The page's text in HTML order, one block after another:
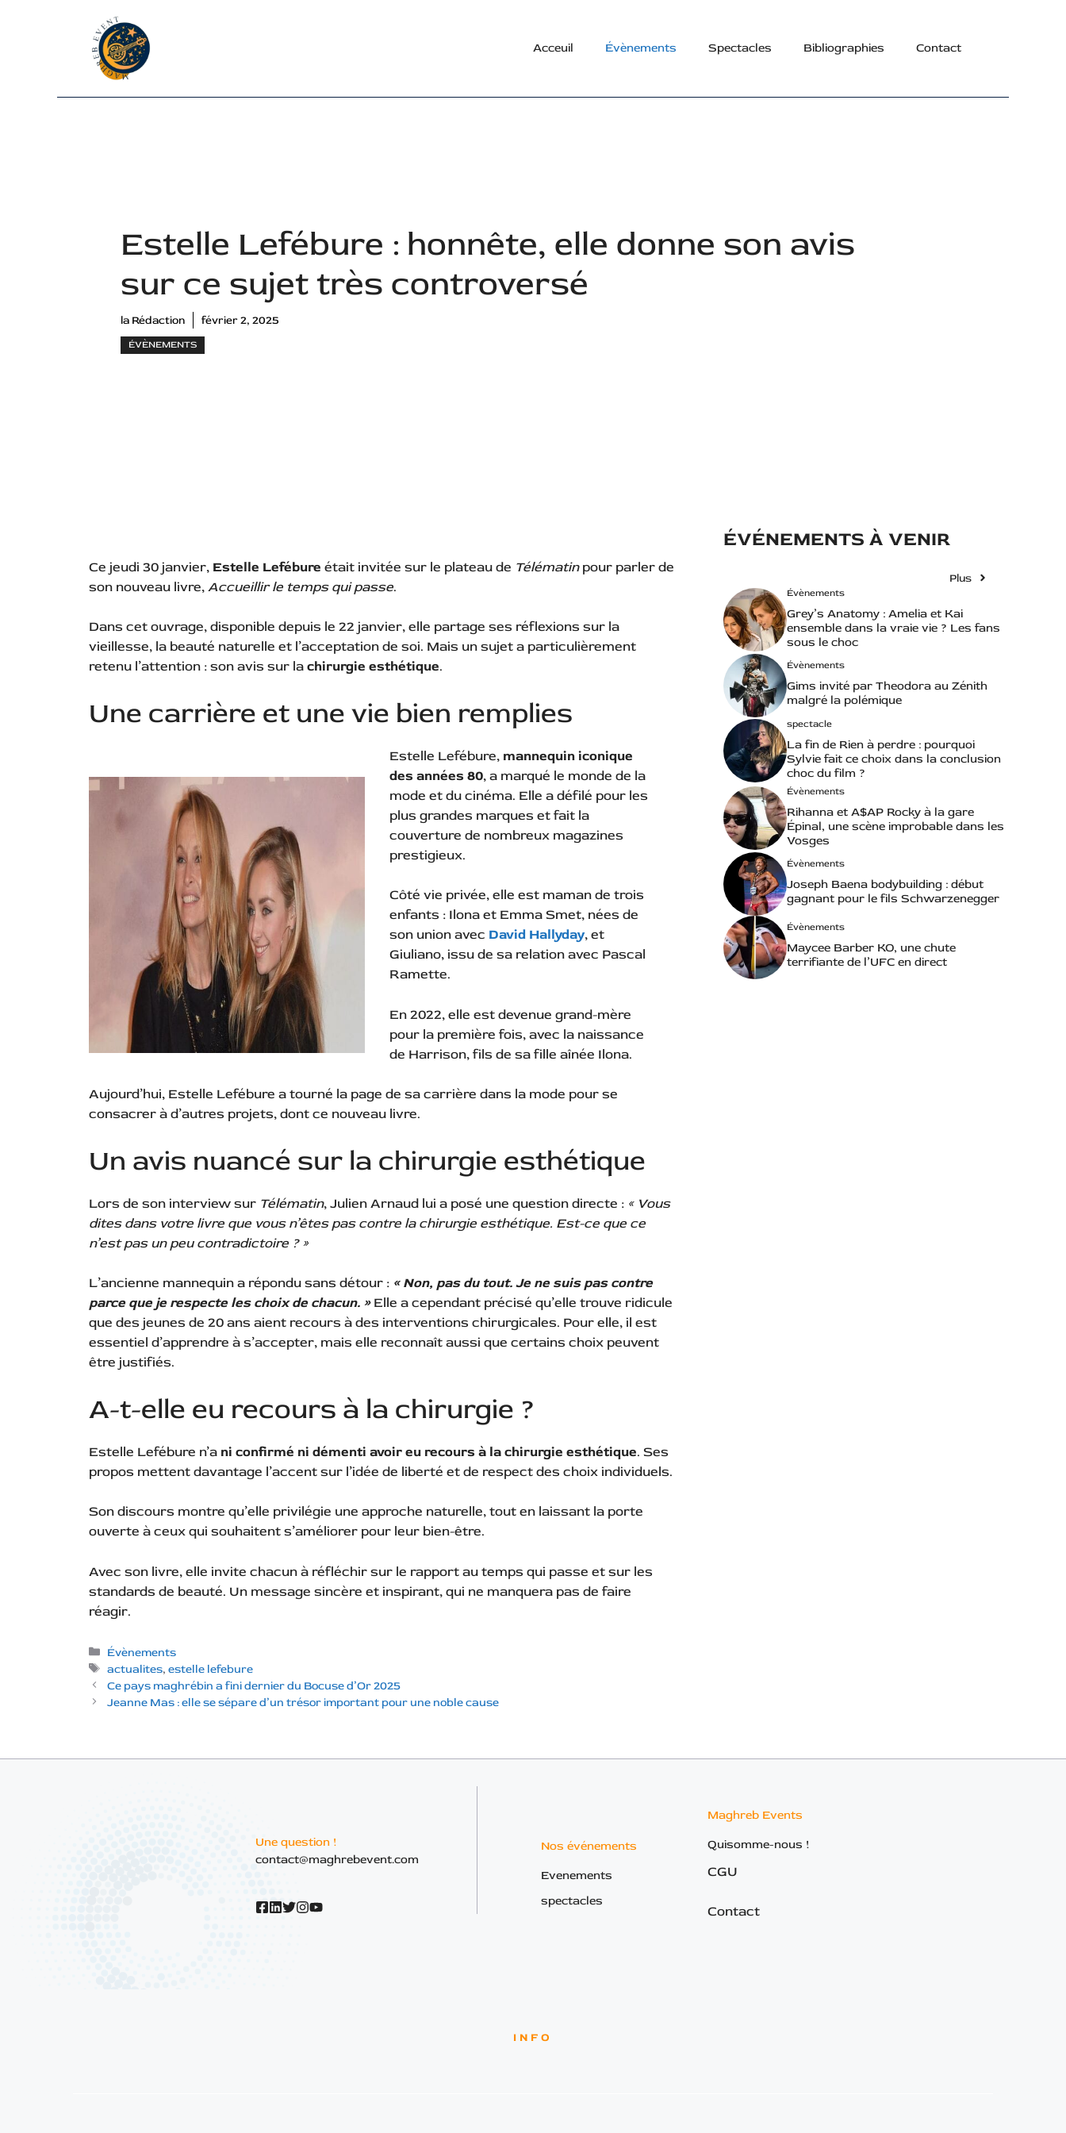
Acceuil Évènements Spectacles Bibliographies Contact
Estelle Lefébure : honnête, elle donne son avis
sur ce sujet très controversé
la Rédaction février 2, 2025
ÉVÈNEMENTS
Ce jeudi 30 janvier, Estelle Lefébure était invitée sur le plateau de Télématinpour parler de
son nouveau livre,Accueillir le temps qui passe.
Dans cet ouvrage, disponible depuis le 22 janvier, elle partage ses réflexions sur la
vieillesse, la beauté naturelle et l’acceptation de soi. Mais un sujet a particulièrement
retenu l’attention : son avis sur lachirurgie esthétique.
Une carrière et une vie bien remplies
Estelle Lefébure, mannequin iconique
des années 80, a marqué le monde de la
mode et du cinéma. Elle a défilé pour les
plus grandes marques et fait la
couverture de nombreux magazines
prestigieux.
Côté vie privée, elle est maman de trois
enfants : Ilona et Emma Smet, nées de
son union avec David Hallyday, et
Giuliano, issu de sa relation avec Pascal
Ramette.
En 2022, elle est devenue grand-mère
pour la première fois, avec la naissance
de Harrison, fils de sa fille aînée Ilona.
Aujourd’hui, Estelle Lefébure a tourné la page de sa carrière dans la mode pour se
consacrer à d’autres projets, dont ce nouveau livre.
Un avis nuancé sur la chirurgie esthétique
Lors de son interview sur Télématin, Julien Arnaud lui a posé une question directe : « Vous
dites dans votre livre que vous n’êtes pas contre la chirurgie esthétique. Est-ce que ce
n’est pas un peu contradictoire ? »
L’ancienne mannequin a répondu sans détour : « Non, pas du tout. Je ne suis pas contre
parce que je respecte les choix de chacun. »Elle a cependant précisé qu’elle trouve ridicule
que des jeunes de 20 ans aient recours à des interventions chirurgicales. Pour elle, il est
essentiel d’apprendre à s’accepter, mais elle reconnaît aussi que certains choix peuvent
être justifiés.
A-t-elle eu recours à la chirurgie ?
Estelle Lefébure n’a ni confirmé ni démenti avoir eu recours à la chirurgie esthétique. Ses
propos mettent davantage l’accent sur l’idée de liberté et de respect des choix individuels.
Son discours montre qu’elle privilégie une approche naturelle, tout en laissant la porte
ouverte à ceux qui souhaitent s’améliorer pour leur bien-être.
Avec son livre, elle invite chacun à réfléchir sur le rapport au temps qui passe et sur les
standards de beauté. Un message sincère et inspirant, qui ne manquera pas de faire
réagir.
Catégories
Évènements
Étiquettes
actualites,estelle lefebure
Ce pays maghrébin a fini dernier du Bocuse d’Or 2025
Jeanne Mas : elle se sépare d’un trésor important pour une noble cause
ÉVÉNEMENTS À VENIR
Plus
Évènements
Grey’s Anatomy : Amelia et Kai
ensemble dans la vraie vie ? Les fans
sous le choc
Évènements
Gims invité par Theodora au Zénith
malgré la polémique
spectacle
La fin de Rien à perdre : pourquoi
Sylvie fait ce choix dans la conclusion
choc du film ?
Évènements
Rihanna et A$AP Rocky à la gare
Épinal, une scène improbable dans les
Vosges
Évènements
Joseph Baena bodybuilding : début
gagnant pour le fils Schwarzenegger
Évènements
Maycee Barber KO, une chute
terrifiante de l’UFC en direct
Une question !
contact@maghrebevent.com
Nos événements
Evenements
spectacles
Maghreb Events
Quisomme-nous !
CGU
Contact
INFO